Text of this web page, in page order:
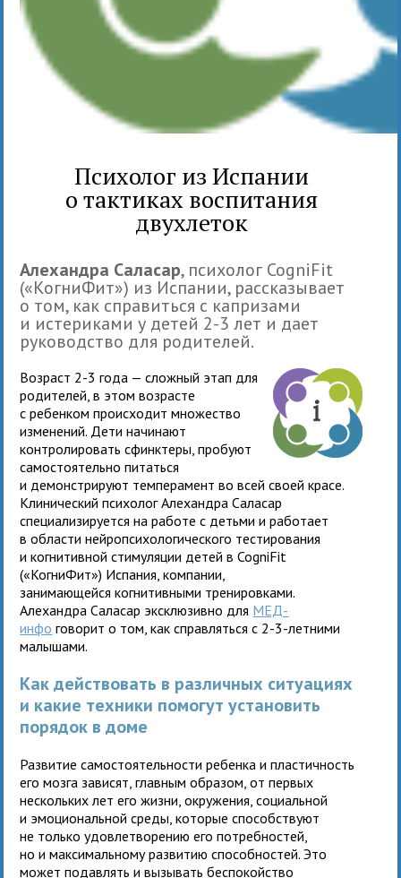
Психолог из Испании
о тактиках воспитания
двухлеток
Алехандра Саласар, психолог CogniFit
(«КогниФит») из Испании, рассказывает
о том, как справиться с капризами
и истериками у детей 2-3 лет и дает
руководство для родителей.
Возраст 2-3 года — сложный этап для
родителей, в этом возрасте
с ребенком происходит множество
изменений. Дети начинают
контролировать сфинктеры, пробуют
самостоятельно питаться
и демонстрируют темперамент во всей своей красе.
Клинический психолог Алехандра Саласар
специализируется на работе с детьми и работает
в области нейропсихологического тестирования
и когнитивной стимуляции детей в CogniFit
(«КогниФит») Испания, компании,
занимающейся когнитивными тренировками.
Алехандра Саласар эксклюзивно для МЕД-
инфо говорит о том, как справляться с 2-3-летними
малышами.
Как действовать в различных ситуациях
и какие техники помогут установить
порядок в доме
Развитие самостоятельности ребенка и пластичность
его мозга зависят, главным образом, от первых
нескольких лет его жизни, окружения, социальной
и эмоциональной среды, которые способствуют
не только удовлетворению его потребностей,
но и максимальному развитию способностей. Это
может подавлять и вызывать беспокойство